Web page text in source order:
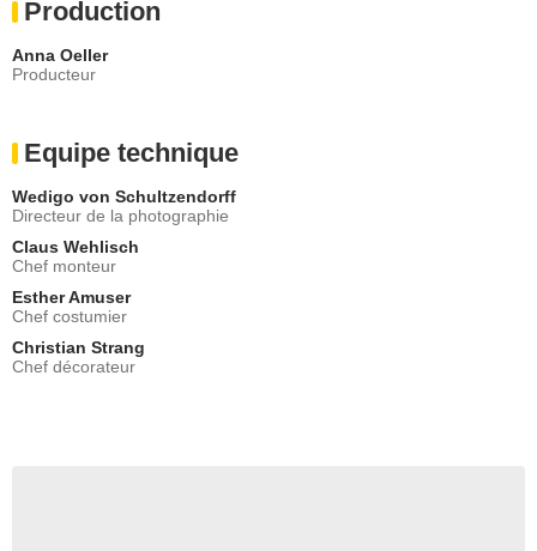
Production
Anna Oeller
Producteur
Equipe technique
Wedigo von Schultzendorff
Directeur de la photographie
Claus Wehlisch
Chef monteur
Esther Amuser
Chef costumier
Christian Strang
Chef décorateur